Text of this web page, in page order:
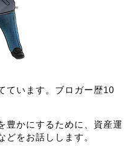
ています。ブロガー歴10
豊かにするために、資産運
どをお話しします。